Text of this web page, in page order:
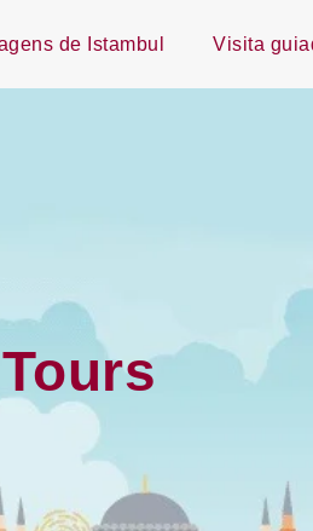
de Istambul Visita